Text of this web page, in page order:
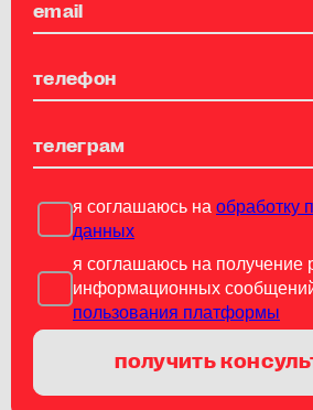
я соглашаюсь на обработку
данных
я соглашаюсь на получение
информационных
пользования платформы
получить